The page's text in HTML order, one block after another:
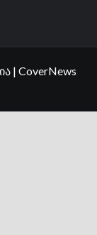
| CoverNews